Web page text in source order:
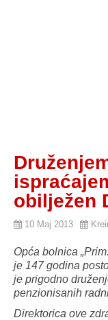
obilježen
10 Maj 2013
Opća bolnica
je 147 godina
je prigodno
penzionisanih
Direktorica ove